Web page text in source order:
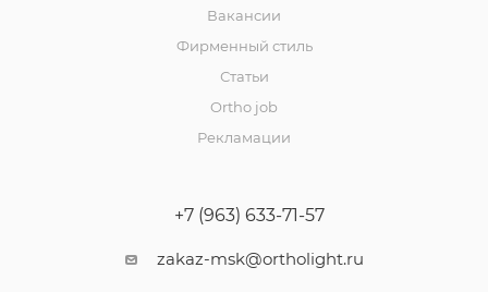
Вакансии
Фирменный стиль
Статьи
Ortho job
Рекламации
+7 (963) 633-71-57
zakaz-msk@ortholight.ru